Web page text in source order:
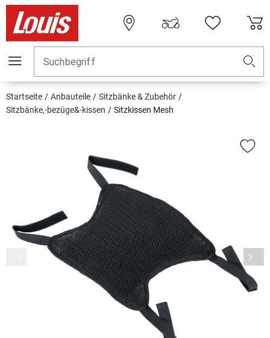
Suchbegriff
Startseite Anbauteile
Sitzbänke & Zubehör
Sitzbänke,-bezüge&-kissen
Sitzkissen Mesh